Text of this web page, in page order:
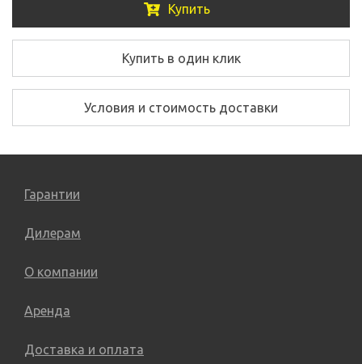
Купить
Купить в один клик
Условия и стоимость доставки
Гарантии
Дилерам
О компании
Аренда
Доставка и оплата